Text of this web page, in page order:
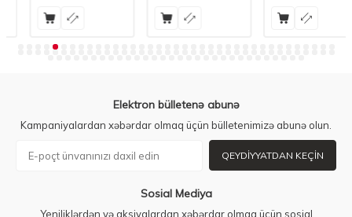
Elektron bülletenə abunə
Kampaniyalardan xəbərdar olmaq üçün bülletenimizə abunə olun.
QEYDIYYATDAN KEÇIN
Sosial Mediya
Yeniliklərdən və aksiyalardan xəbərdar olmaq üçün sosial